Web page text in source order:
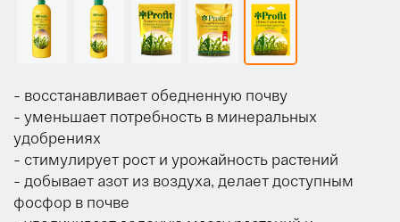
- восстанавливает обедненную почву
- уменьшает потребность в минеральных
удобрениях
- стимулирует рост и урожайность растений
- добывает азот из воздуха, делает доступным
фосфор в почве